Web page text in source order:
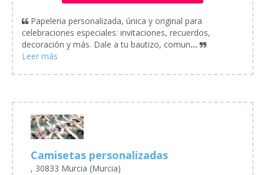
Papeleria personalizada, única y original para
celebraciones especiales: invitaciones, recuerdos,
decoración y más. Dale a tu bautizo, comun...
Camisetas personalizadas
, 30833 Murcia (Murcia)